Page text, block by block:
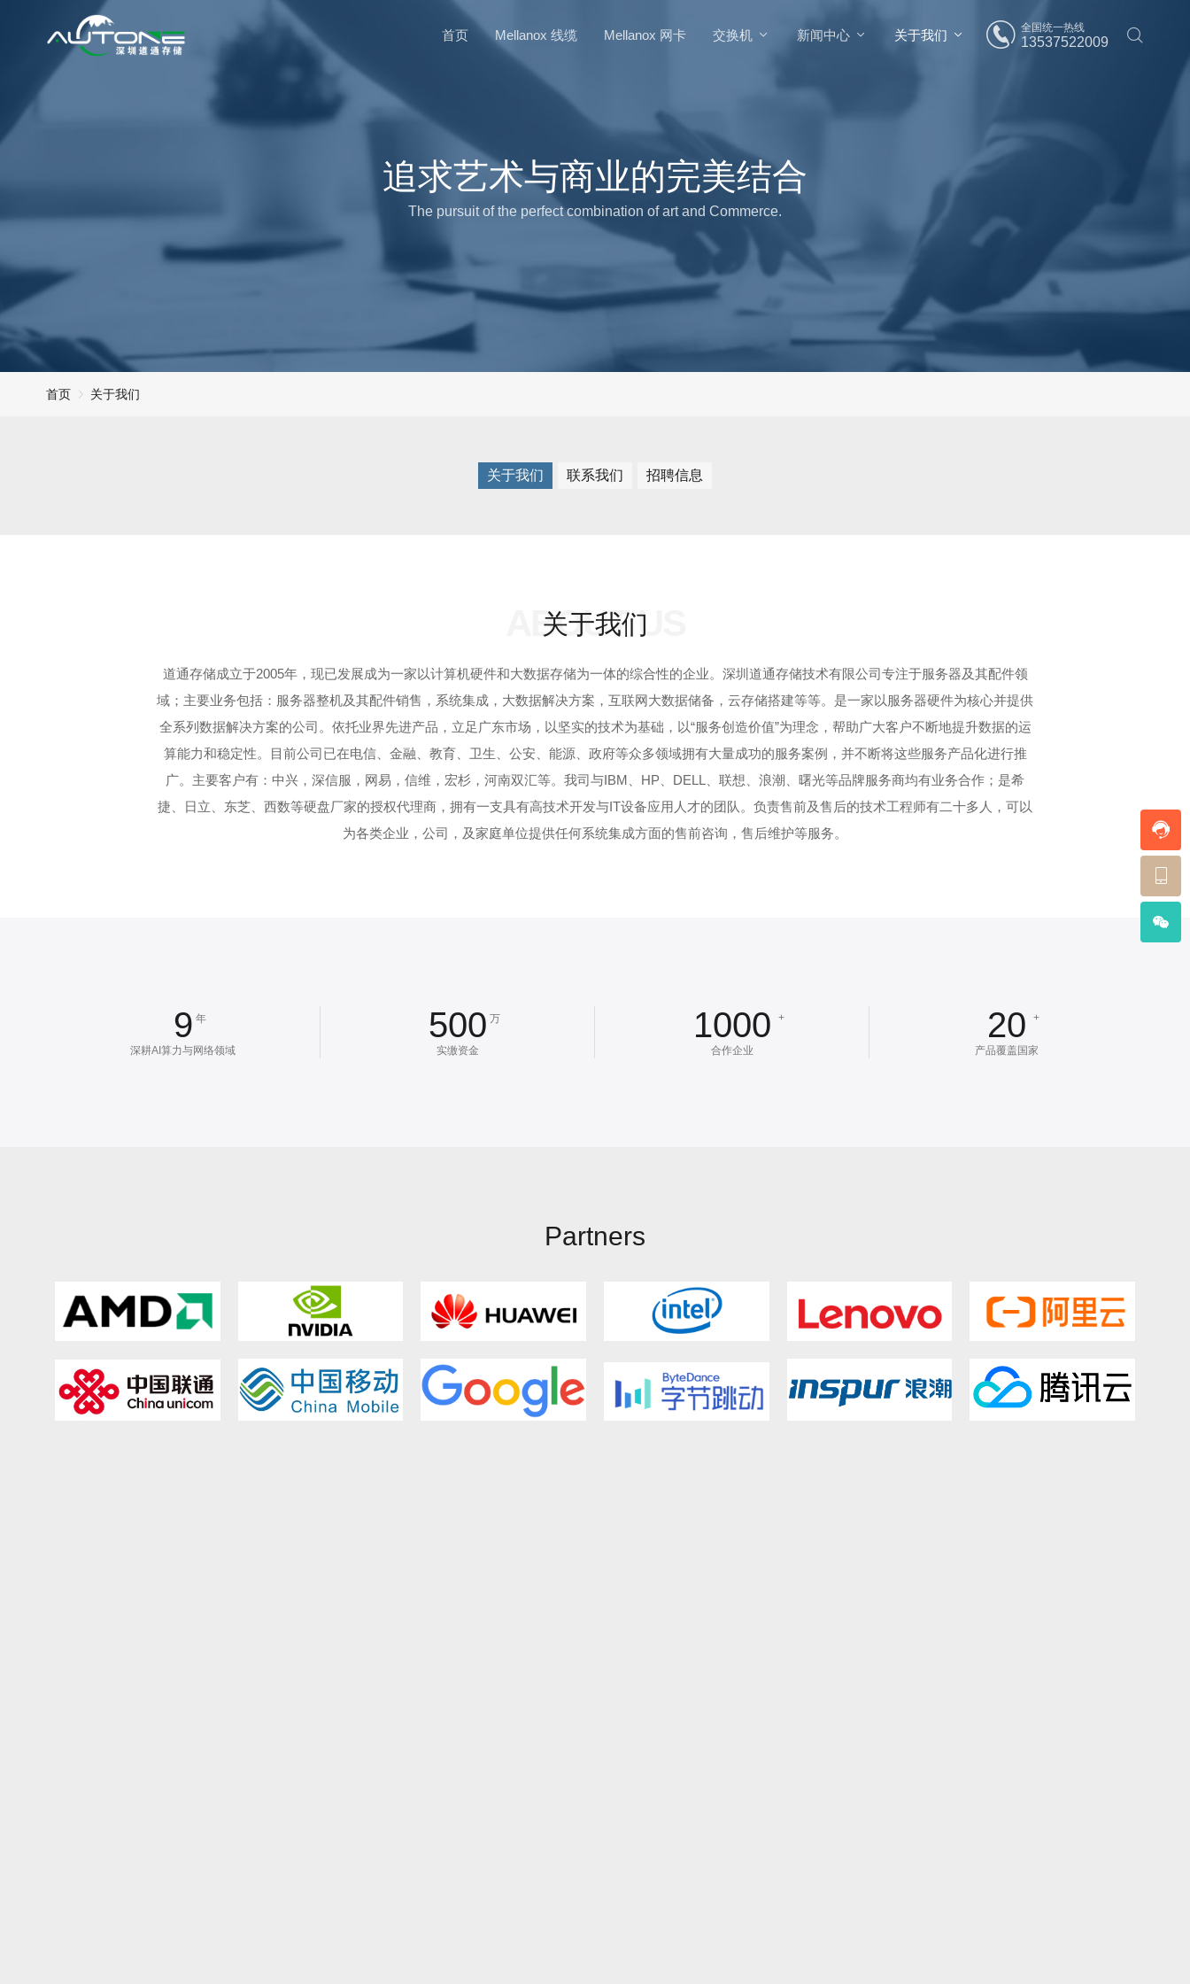
首页 Mellanox 线缆 Mellanox 网卡 交换机 新闻中心 关于我们
全国统一热线
13537522009
追求艺术与商业的完美结合
The pursuit of the perfect combination of art and Commerce.
首页 关于我们
关于我们 联系我们 招聘信息
关于我们
ABOUT US
道通存储成立于2005年，现已发展成为一家以计算机硬件和大数据存储为一体的综合性的企业。深圳道通存储技术有限公司专注于服务器及其配件领
域；主要业务包括：服务器整机及其配件销售，系统集成，大数据解决方案，互联网大数据储备，云存储搭建等等。是一家以服务器硬件为核心并提供
全系列数据解决方案的公司。依托业界先进产品，立足广东市场，以坚实的技术为基础，以“服务创造价值”为理念，帮助广大客户不断地提升数据的运
算能力和稳定性。目前公司已在电信、金融、教育、卫生、公安、能源、政府等众多领域拥有大量成功的服务案例，并不断将这些服务产品化进行推
广。主要客户有：中兴，深信服，网易，信维，宏杉，河南双汇等。我司与IBM、HP、DELL、联想、浪潮、曙光等品牌服务商均有业务合作；是希
捷、日立、东芝、西数等硬盘厂家的授权代理商，拥有一支具有高技术开发与IT设备应用人才的团队。负责售前及售后的技术工程师有二十多人，可以
为各类企业，公司，及家庭单位提供任何系统集成方面的售前咨询，售后维护等服务。
9 年
深耕AI算力与网络领域
500 万
实缴资金
1000 +
合作企业
20 +
产品覆盖国家
Partners